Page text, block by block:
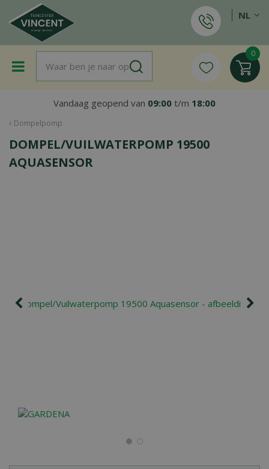
a
Dompelpomp
Vandaag geopend van 09:00 t/m 18:00
NL
DOMPEL/VUILWATERPOMP 19500
AQUASENSOR